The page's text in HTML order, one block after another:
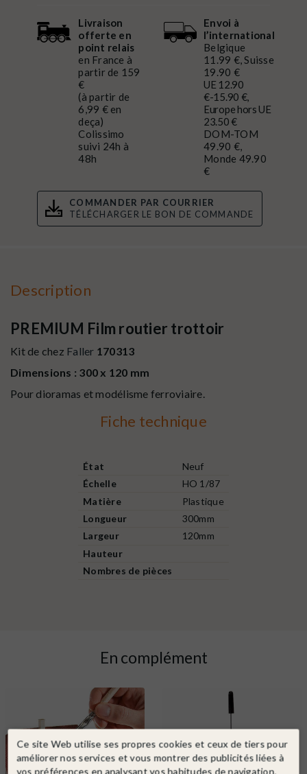
Livraison
offerte en
point relais
en France à
partir de 159
€
(à partir de
6,99 € en
deça)
Colissimo
suivi 24h à
48h
Envoi à
l’international
Belgique
11.99 €, Suisse
19.90 €
UE 12.90
€-15.90 €,
Europe hors UE
23.50 €
DOM-TOM
49.90 €,
Monde 49.90
€
COMMANDER PAR COURRIER
TÉLÉCHARGER LE BON DE COMMANDE
Description
PREMIUM Film routier trottoir
Kit de chez Faller 170313
Dimensions : 300 x 120 mm
Pour dioramas et modélisme ferroviaire.
Fiche technique
État
Neuf
Échelle
HO 1/87
Matière
Plastique
Longueur
300mm
Largeur
120mm
Hauteur
Nombres de pièces
En complément
Ce site Web utilise ses propres cookies et ceux de tiers pour
améliorer nos services et vous montrer des publicités liées à
vos préférences en analysant vos habitudes de navigation.